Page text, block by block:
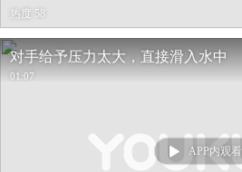
热度 58
对手给予压力太大，直接滑入水中
01:07
APP内观看